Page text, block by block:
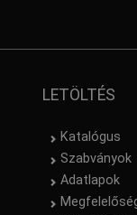
LETÖLTÉS
Katalógus
Szabványok
Adatlapok